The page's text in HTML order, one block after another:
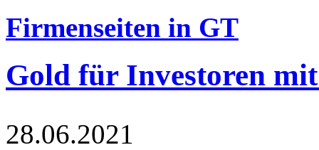
Firmenseiten in GT
Gold für Investoren
28.06.2021